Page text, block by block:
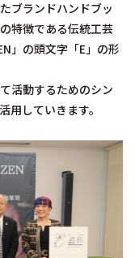
ブランドハンドブッ
特徴である伝統工芸
」の頭文字「E」の形
活動するためのシン
用していきます。